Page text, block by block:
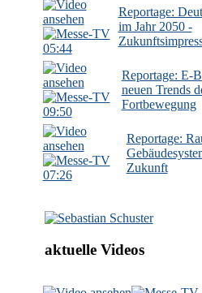
05:44
Reportage:
im Jahr 2050 -
09:50
Reportage: E-
neuen Trends
Fortbewegung
07:26
Reportage:
Zukunft
aktuelle Videos